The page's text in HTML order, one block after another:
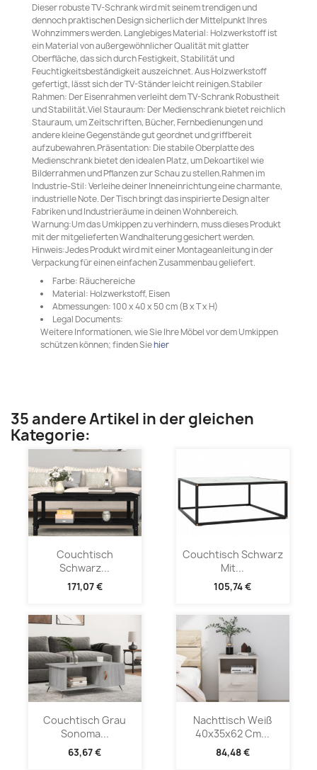
Dieser robuste TV-Schrank wird mit seinem trendigen und
dennoch praktischen Design sicherlich der Mittelpunkt Ihres
Wohnzimmers werden. Langlebiges Material: Holzwerkstoff ist
ein Material von außergewöhnlicher Qualität mit glatter
Oberfläche, das sich durch Festigkeit, Stabilität und
Feuchtigkeitsbeständigkeit auszeichnet. Aus Holzwerkstoff
gefertigt, lässt sich der TV-Ständer leicht reinigen.Stabiler
Rahmen: Der Eisenrahmen verleiht dem TV-Schrank Robustheit
und Stabilität.Viel Stauraum: Der Medienschrank bietet reichlich
Stauraum, um Zeitschriften, Bücher, Fernbedienungen und
andere kleine Gegenstände gut geordnet und griffbereit
aufzubewahren.Präsentation: Die stabile Oberplatte des
Medienschrank bietet den idealen Platz, um Dekoartikel wie
Bilderrahmen und Pflanzen zur Schau zu stellen.Rahmen im
Industrie-Stil: Verleihe deiner Inneneinrichtung eine charmante,
industrielle Note. Der Tisch bringt das inspirierte Design alter
Fabriken und Industrieräume in deinen Wohnbereich.
Warnung:Um das Umkippen zu verhindern, muss dieses Produkt
mit der mitgelieferten Wandhalterung gesichert werden.
Hinweis:Jedes Produkt wird mit einer Montageanleitung in der
Verpackung für einen einfachen Zusammenbau geliefert.
Farbe: Räuchereiche
Material: Holzwerkstoff, Eisen
Abmessungen: 100 x 40 x 50 cm (B x T x H)
Legal Documents:
Weitere Informationen, wie Sie Ihre Möbel vor dem Umkippen
schützen können; finden Siehier
35 andere Artikel in der gleichen
Kategorie:
Couchtisch
Schwarz...
171,07 €
Couchtisch Schwarz
Mit...
105,74 €
Couchtisch Grau
Sonoma...
63,67 €
Nachttisch Weiß
40x35x62 Cm...
84,48 €